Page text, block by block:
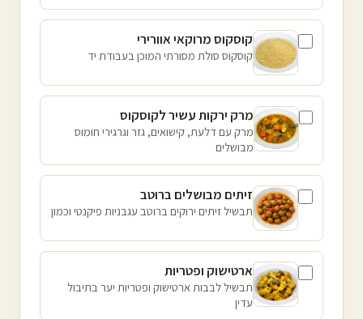
קוסקוס מרוקאי אוורירי
קוסקוס סולת מסורתי המוכן בעבודת יד
מרק ירקות עשיר לקוסקוס
מרק עם דלעת, קישואים, גזר וגרגירי חומוס
מבושלים
זיתים מבושלים ברוטב
תבשיל זיתים ירוקים ברוטב עגבניות פיקנטי וכמון
ארטישוק ופטריות
תבשיל לבבות ארטישוק ופטריות יער בתיבול
עדין